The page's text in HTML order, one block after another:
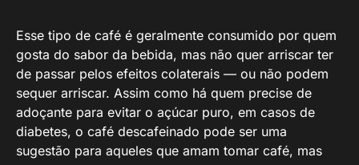
Esse tipo de café é geralmente consumido por quem
gosta do sabor da bebida, mas não quer arriscar ter
de passar pelos efeitos colaterais — ou não podem
sequer arriscar. Assim como há quem precise de
adoçante para evitar o açúcar puro, em casos de
diabetes, o café descafeinado pode ser uma
sugestão para aqueles que amam tomar café, mas